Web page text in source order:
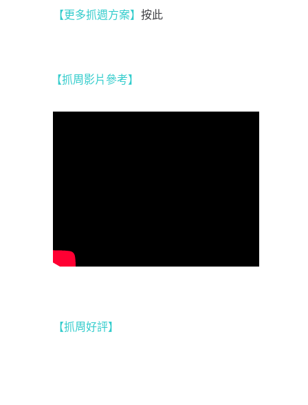
【更多抓週方案】 按此
【抓周影片參考】
【抓周好評】